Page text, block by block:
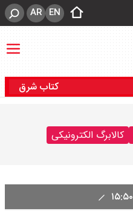
EN
AR
کتاب شرق
کالابرگ الکترونیکی